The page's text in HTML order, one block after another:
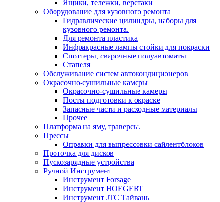
Ящики, тележки, верстаки
Оборудование для кузовного ремонта
Гидравлические цилиндры, наборы для
кузовного ремонта.
Для ремонта пластика
Инфракрасные лампы стойки для покраски
Споттеры, сварочные полуавтоматы.
Стапеля
Обслуживание систем автокондиционеров
Окрасочно-сушильные камеры
Окрасочно-сушильные камеры
Посты подготовки к окраске
Запасные части и расходные материалы
Прочее
Платформа на яму, траверсы.
Прессы
Оправки для выпрессовки сайлентблоков
Проточка для дисков
Пускозарядные устройства
Ручной Инструмент
Инструмент Forsage
Инструмент HOEGERT
Инструмент JTC Тайвань